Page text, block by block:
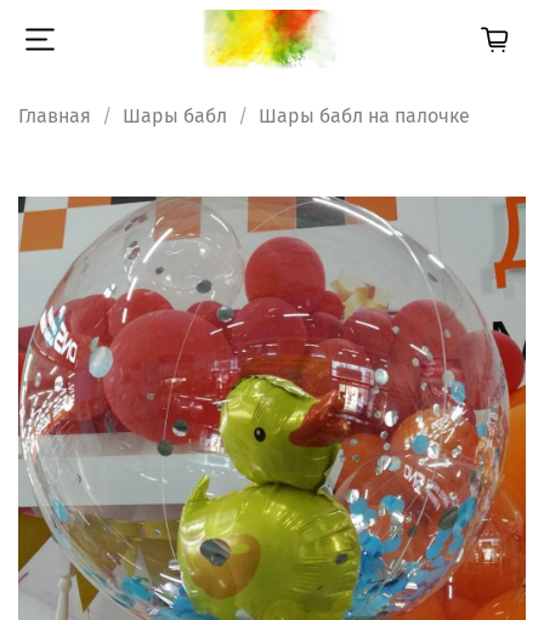
Главная Шары бабл Шары бабл на палочке